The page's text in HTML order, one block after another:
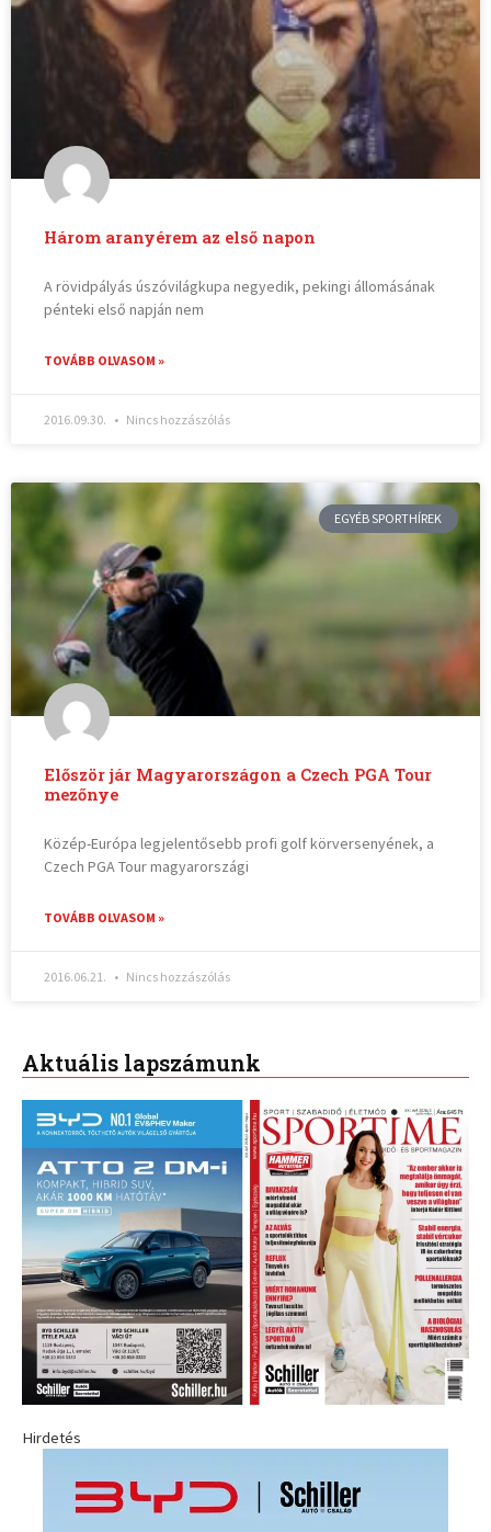
Három aranyérem az első napon
A rövidpályás úszóvilágkupa negyedik, pekingi állomásának
pénteki első napján nem
TOVÁBB OLVASOM »
2016.09.30. Nincs hozzászólás
EGYÉB SPORTHÍREK
Először jár Magyarországon a Czech PGA Tour
mezőnye
Közép-Európa legjelentősebb profi golf körversenyének, a
Czech PGA Tour magyarországi
TOVÁBB OLVASOM »
2016.06.21. Nincs hozzászólás
Aktuális lapszámunk
Hirdetés